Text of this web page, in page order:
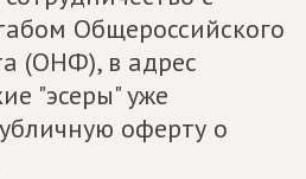
Общероссийского
(ОНФ), в адрес
"эсеры" уже
оферту о